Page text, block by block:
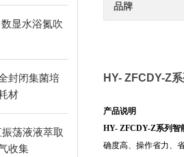
显水浴氮吹
封闭集菌培
材
荡液液萃取
收集
品牌
HY- ZFCDY-Z
产品说明
HY- ZFCDY-Z系列智
确度高、操作省力、